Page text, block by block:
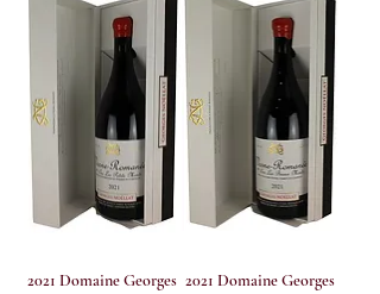
2021 Domaine Georges 2021 Domaine Georges